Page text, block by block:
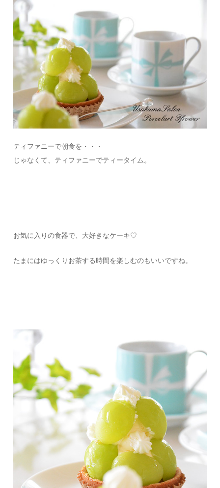
ティファニーで朝食を・・・
じゃなくて、ティファニーでティータイム。
お気に入りの食器で、大好きなケーキ♡
たまにはゆっくりお茶する時間を楽しむのもいいですね。